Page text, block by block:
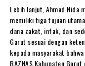
Lebih lanjut, Ahmad Nida
memiliki tiga tujuan
dana zakat, infak, dan
Garut sesuai dengan
kepada masyarakat
BAZNAS Kabupaten